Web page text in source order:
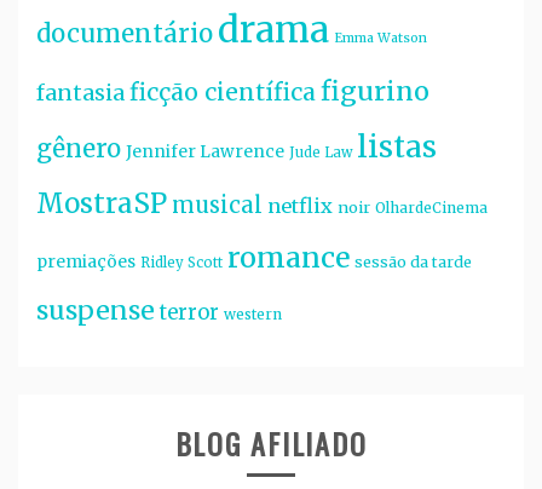
documentáriodrama Emma Watson
fantasiaficção científicafigurino
gênero Jennifer Lawrence Jude Law listas
MostraSP musical netflix noir OlhardeCinema
premiações Ridley Scott romance sessão da tarde
suspense terror western
BLOG AFILIADO